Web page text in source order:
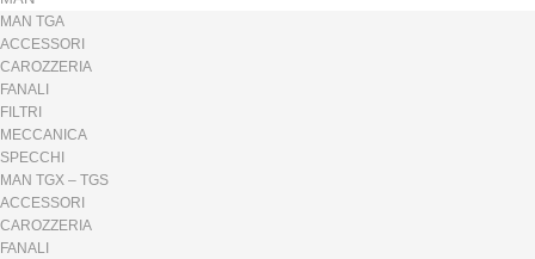
MAN TGA
ACCESSORI
CAROZZERIA
FANALI
FILTRI
MECCANICA
SPECCHI
MAN TGX – TGS
ACCESSORI
CAROZZERIA
FANALI